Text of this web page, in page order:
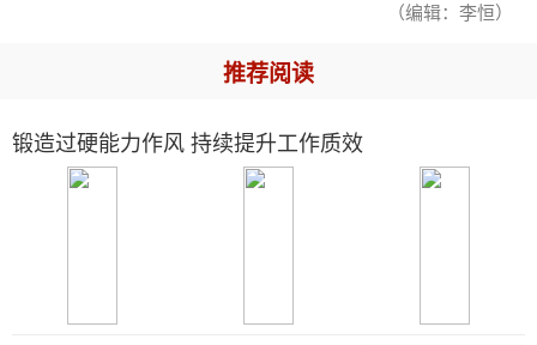
（编辑：李恒）
推荐阅读
锻造过硬能力作风 持续提升工作质效